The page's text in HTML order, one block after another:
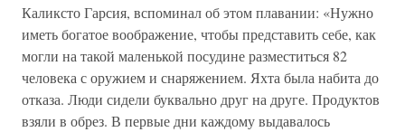
Каликсто Гарсия, вспоминал об этом плавании: «Нужно
иметь богатое воображение, чтобы представить себе, как
могли на такой маленькой посудине разместиться 82
человека с оружием и снаряжением. Яхта была набита до
отказа. Люди сидели буквально друг на друге. Продуктов
взяли в обрез. В первые дни каждому выдавалось